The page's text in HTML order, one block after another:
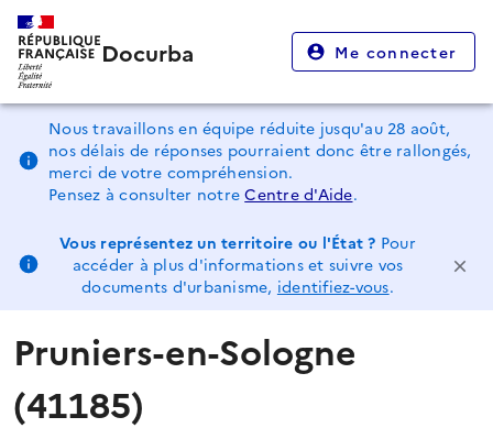
Docurba Me connecter
Nous travaillons en équipe réduite jusqu'au 28 août,
nos délais de réponses pourraient donc être rallongés,
merci de votre compréhension.
Pensez à consulter notreCentre d'Aide.
Vous représentez un territoire ou l'État ? Pour
accéder à plus d'informations et suivre vos
documents d'urbanisme, identifiez-vous.
Pruniers-en-Sologne
(41185)